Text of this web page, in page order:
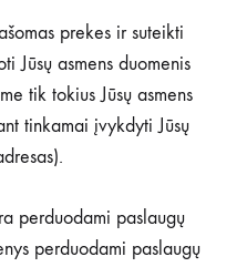
prekes ir suteikti
Jūsų asmens duomenis
tik tokius Jūsų asmens
tinkamai įvykdyti Jūsų
perduodami paslaugų
perduodami paslaugų